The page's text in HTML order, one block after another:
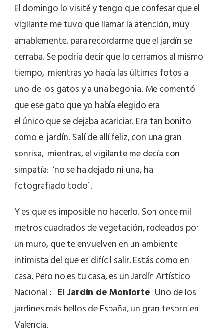
El domingo lo visité y tengo que confesar que el
vigilante me tuvo que llamar la atención, muy
amablemente, para recordarme que el jardín se
cerraba. Se podría decir que lo cerramos al mismo
tiempo, mientras yo hacía las últimas fotos a
uno de los gatos y a una begonia. Me comentó
que ese gato que yo había elegido era
el único que se dejaba acariciar. Era tan bonito
como el jardín. Salí de allí feliz, con una gran
sonrisa, mientras, el vigilante me decía con
simpatía: ‘no se ha dejado ni una, ha
fotografiado todo’ .
Y es que es imposible no hacerlo. Son once mil
metros cuadrados de vegetación, rodeados por
un muro, que te envuelven en un ambiente
intimista del que es difícil salir. Estás como en
casa. Pero no es tu casa, es un Jardín Artístico
Nacional : El Jardín de Monforte Uno de los
jardines más bellos de España, un gran tesoro en
Valencia.